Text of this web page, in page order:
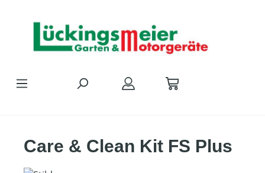
Care & Clean Kit FS Plus